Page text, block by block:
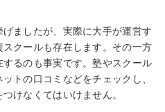
ましたが、実際に大手が運営す
クールも存在します。その一方
るのも事実です。塾やスクール
トの口コミなどをチェックし、
けなくてはいけません。